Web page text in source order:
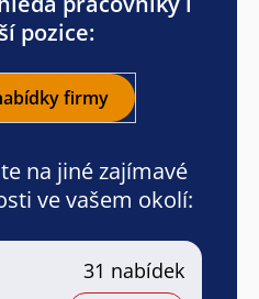
pozice:
firmy
na jiné zajímavé
ve vašem okolí:
31 nabídek